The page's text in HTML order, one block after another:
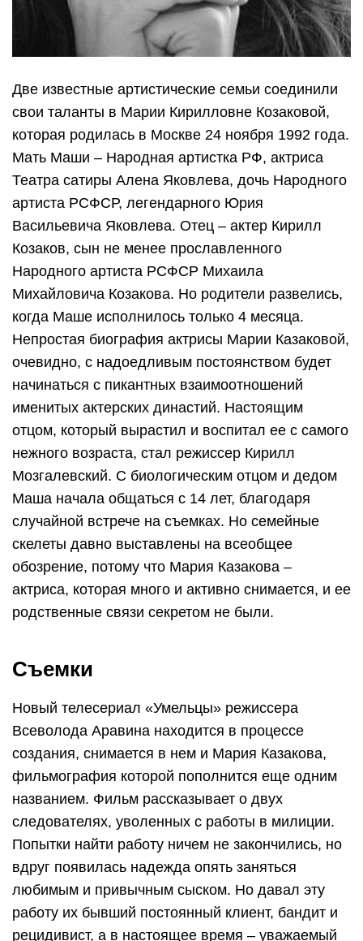
Две известные артистические семьи соединили
свои таланты в Марии Кирилловне Козаковой,
которая родилась в Москве 24 ноября 1992 года.
Мать Маши – Народная артистка РФ, актриса
Театра сатиры Алена Яковлева, дочь Народного
артиста РСФСР, легендарного Юрия
Васильевича Яковлева. Отец – актер Кирилл
Козаков, сын не менее прославленного
Народного артиста РСФСР Михаила
Михайловича Козакова. Но родители развелись,
когда Маше исполнилось только 4 месяца.
Непростая биография актрисы Марии Казаковой,
очевидно, с надоедливым постоянством будет
начинаться с пикантных взаимоотношений
именитых актерских династий. Настоящим
отцом, который вырастил и воспитал ее с самого
нежного возраста, стал режиссер Кирилл
Мозгалевский. С биологическим отцом и дедом
Маша начала общаться с 14 лет, благодаря
случайной встрече на съемках. Но семейные
скелеты давно выставлены на всеобщее
обозрение, потому что Мария Казакова –
актриса, которая много и активно снимается, и ее
родственные связи секретом не были.
Съемки
Новый телесериал «Умельцы» режиссера
Всеволода Аравина находится в процессе
создания, снимается в нем и Мария Казакова,
фильмография которой пополнится еще одним
названием. Фильм рассказывает о двух
следователях, уволенных с работы в милиции.
Попытки найти работу ничем не закончились, но
вдруг появилась надежда опять заняться
любимым и привычным сыском. Но давал эту
работу их бывший постоянный клиент, бандит и
рецидивист, а в настоящее время – уважаемый